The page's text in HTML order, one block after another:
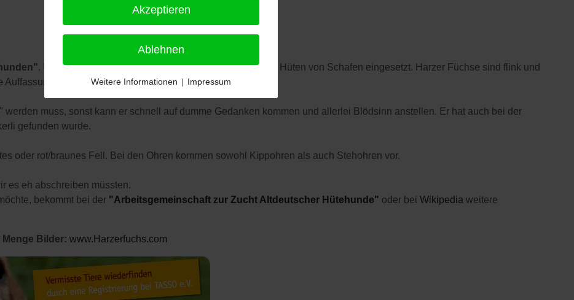
. Ursprünglich war er ein Kuhhund, wird aber auch zum Hüten von Schafen eingesetzt. Harzer Füchse sind flink und
Auffassungsgabe und sind sehr intelligent.
muss, sonst kann er schnell auf dumme Gedanken kommen und allerlei Blödsinn anstellen. Er hat auch bei der
gefunden wurde.
oder rot/braunes Fell. Bei den Ohren kommen sowohl Kippohren als auch Stehohren vor.
es eh abschreiben müssten.
bekommt bei der "Arbeitsgemeinschaft zur Zucht Altdeutscher Hütehunde" oder bei Wikipedia weitere
Bilder: www.Harzerfuchs.com
Akzeptieren
Ablehnen
Weitere Informationen | Impressum